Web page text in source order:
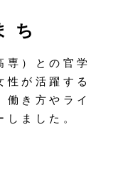
ち
専）との官学
性が活躍する
働き方やライ
しました。